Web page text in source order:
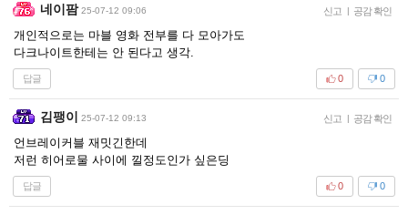
네이팜 25-07-12 09:06 신고 | 공감 확인
개인적으로는 마블 영화 전부를 다 모아가도
다크나이트한테는 안 된다고 생각.
답글 0
0
김팽이 25-07-12 09:13 신고 | 공감 확인
언브레이커블 재밋긴한데
저런 히어로물 사이에 낄정도인가 싶은딩
답글 0
0